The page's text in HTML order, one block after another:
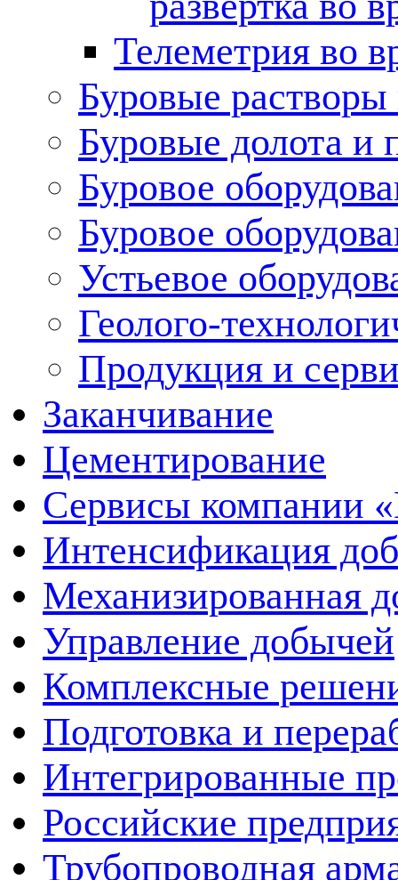
Телеметрия во
Буровые
Буровые долота и
Буровое
Буровое
Устьевое
Геолого-
Продукция и
Заканчивание
Цементирование
Сервисы компании
Интенсификация
Механизированная
Управление добычей
Комплексные
Подготовка и
Интегрированные
Российские
Трубопроводная